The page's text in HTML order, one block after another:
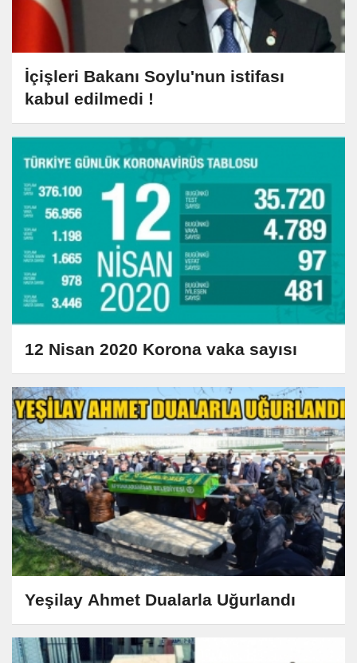
İçişleri Bakanı Soylu'nun istifası
kabul edilmedi !
12 Nisan 2020 Korona vaka sayısı
Yeşilay Ahmet Dualarla Uğurlandı